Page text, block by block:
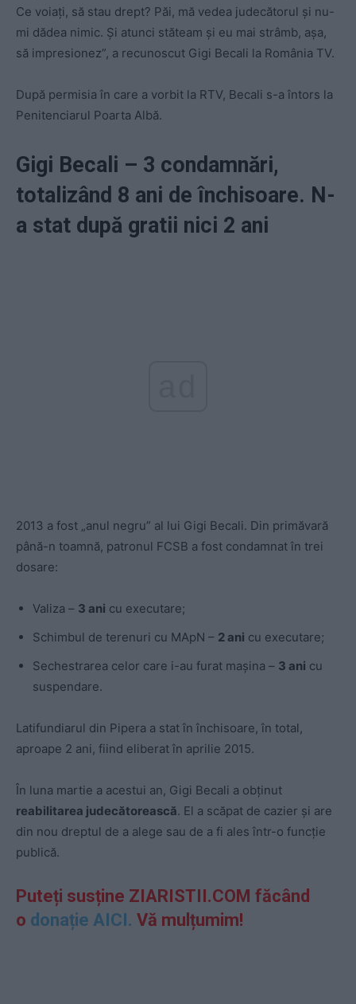
Ce voiați, să stau drept? Păi, mă vedea judecătorul și nu-
mi dădea nimic. Și atunci stăteam și eu mai strâmb, așa,
să impresionez”, a recunoscut Gigi Becali la România TV.
După permisia în care a vorbit la RTV, Becali s-a întors la
Penitenciarul Poarta Albă.
Gigi Becali – 3 condamnări,
totalizând 8 ani de închisoare. N-
a stat după gratii nici 2 ani
2013 a fost „anul negru” al lui Gigi Becali. Din primăvară
până-n toamnă, patronul FCSB a fost condamnat în trei
dosare:
Valiza – 3 ani cu executare;
Schimbul de terenuri cu MApN – 2 ani cu executare;
Sechestrarea celor care i-au furat mașina – 3 ani cu
suspendare.
Latifundiarul din Pipera a stat în închisoare, în total,
aproape 2 ani, fiind eliberat în aprilie 2015.
În luna martie a acestui an, Gigi Becali a obținut
reabilitarea judecătorească. El a scăpat de cazier și are
din nou dreptul de a alege sau de a fi ales într-o funcție
publică.
Puteți susține ZIARISTII.COM făcând
o donație AICI. Vă mulțumim!